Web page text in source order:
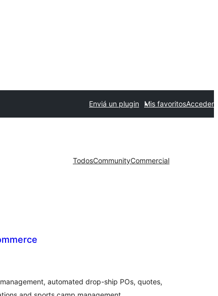
Enviá un plugin Mis favoritosAcceder
TodosCommunityCommercial
automated drop-ship POs, quotes,